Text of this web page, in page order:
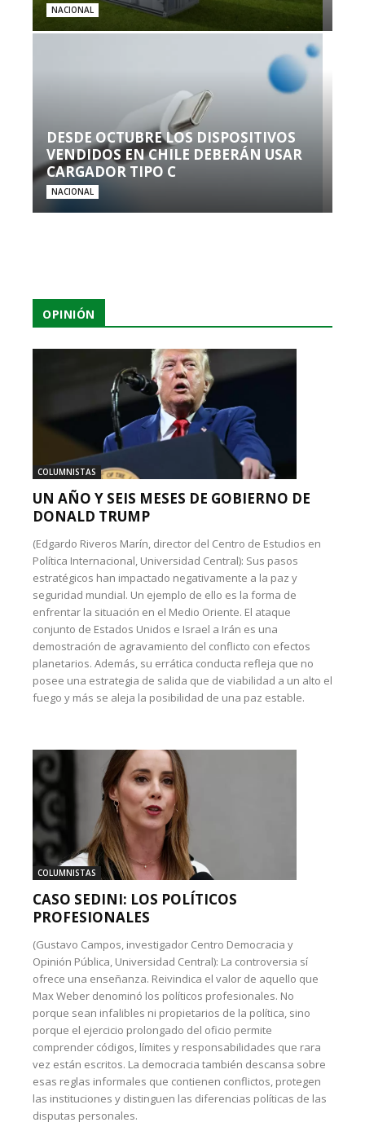
NACIONAL
DESDE OCTUBRE LOS DISPOSITIVOS
VENDIDOS EN CHILE DEBERÁN USAR
CARGADOR TIPO C
NACIONAL
OPINIÓN
COLUMNISTAS
UN AÑO Y SEIS MESES DE GOBIERNO DE
DONALD TRUMP
(Edgardo Riveros Marín, director del Centro de Estudios en
Política Internacional, Universidad Central): Sus pasos
estratégicos han impactado negativamente a la paz y
seguridad mundial. Un ejemplo de ello es la forma de
enfrentar la situación en el Medio Oriente. El ataque
conjunto de Estados Unidos e Israel a Irán es una
demostración de agravamiento del conflicto con efectos
planetarios. Además, su errática conducta refleja que no
posee una estrategia de salida que de viabilidad a un alto el
fuego y más se aleja la posibilidad de una paz estable.
COLUMNISTAS
CASO SEDINI: LOS POLÍTICOS
PROFESIONALES
(Gustavo Campos, investigador Centro Democracia y
Opinión Pública, Universidad Central): La controversia sí
ofrece una enseñanza. Reivindica el valor de aquello que
Max Weber denominó los políticos profesionales. No
porque sean infalibles ni propietarios de la política, sino
porque el ejercicio prolongado del oficio permite
comprender códigos, límites y responsabilidades que rara
vez están escritos. La democracia también descansa sobre
esas reglas informales que contienen conflictos, protegen
las instituciones y distinguen las diferencias políticas de las
disputas personales.